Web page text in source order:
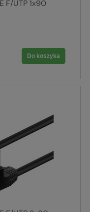
F/UTP 1x90
Do koszyka